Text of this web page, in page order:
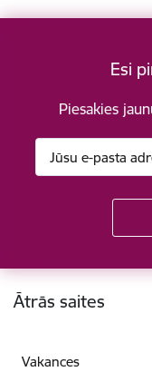
Esi
Piesakies
Kājene
Ātrās saites
Vakances